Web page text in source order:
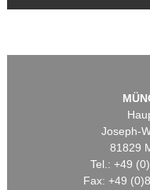
Joseph-
81829
Tel.: +49
Fax: +49